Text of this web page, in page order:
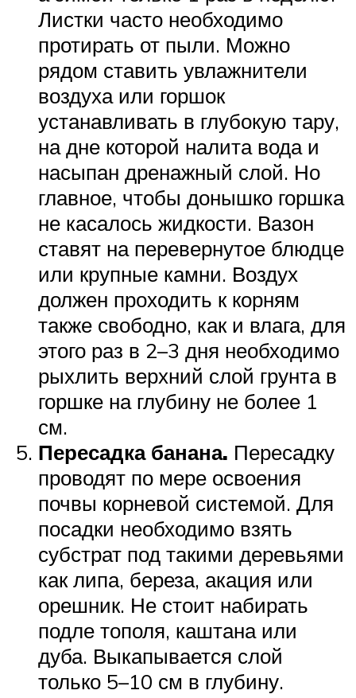
Листки часто необходимо
протирать от пыли. Можно
рядом ставить увлажнители
воздуха или горшок
устанавливать в глубокую тару,
на дне которой налита вода и
насыпан дренажный слой. Но
главное, чтобы донышко горшка
не касалось жидкости. Вазон
ставят на перевернутое блюдце
или крупные камни. Воздух
должен проходить к корням
также свободно, как и влага, для
этого раз в 2–3 дня необходимо
рыхлить верхний слой грунта в
горшке на глубину не более 1
см.
Пересадка банана. Пересадку
проводят по мере освоения
почвы корневой системой. Для
посадки необходимо взять
субстрат под такими деревьями
как липа, береза, акация или
орешник. Не стоит набирать
подле тополя, каштана или
дуба. Выкапывается слой
только 5–10 см в глубину.